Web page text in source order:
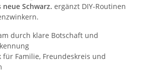
Schwarz. ergänzt DIY-Routinen
durch klare Botschaft und
für Familie, Freundeskreis und